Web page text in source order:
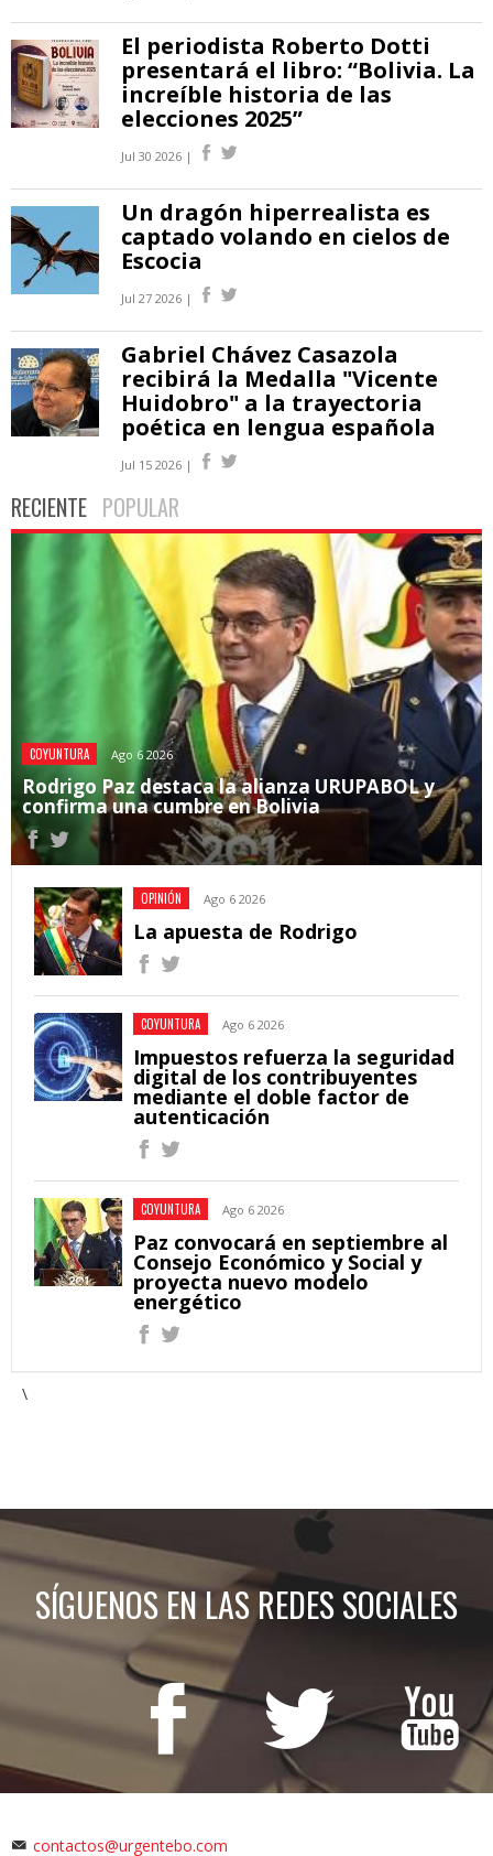
El periodista Roberto Dotti
presentará el libro: “Bolivia. La
increíble historia de las
elecciones 2025”
Jul 30 2026 |
Un dragón hiperrealista es
captado volando en cielos de
Escocia
Jul 27 2026 |
Gabriel Chávez Casazola
recibirá la Medalla "Vicente
Huidobro" a la trayectoria
poética en lengua española
Jul 15 2026 |
RECIENTE POPULAR
COYUNTURA Ago 6 2026
Rodrigo Paz destaca la alianza URUPABOL y
confirma una cumbre en Bolivia
OPINIÓN Ago 6 2026
La apuesta de Rodrigo
COYUNTURA Ago 6 2026
Impuestos refuerza la seguridad
digital de los contribuyentes
mediante el doble factor de
autenticación
COYUNTURA Ago 6 2026
Paz convocará en septiembre al
Consejo Económico y Social y
proyecta nuevo modelo
energético
\
SÍGUENOS EN LAS REDES SOCIALES
contactos@urgentebo.com